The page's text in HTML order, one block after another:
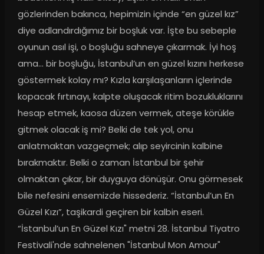
gözlerinden bakınca, hepimizin içinde “en güzel kız”
diye adlandırdığımız bir boşluk var. İşte bu sebeple
oyunun asıl işi, o boşluğu sahneye çıkarmak. İyi hoş
ama… bir boşluğu, İstanbul’un en güzel kızını herkese
göstermek kolay mı? Kızla karşılaşanların içlerinde
kopacak fırtınayı, kalpte oluşacak ritim bozukluklarını
hesap etmek, kaosa düzen vermek, ateşe körükle
gitmek olacak iş mi? Belki de tek yol, onu
anlatmaktan vazgeçmek; alıp seyircinin kalbine
bırakmaktır. Belki o zaman İstanbul bir şehir
olmaktan çıkar, bir duyguya dönüşür. Onu görmesek
bile nefesini ensemizde hissederiz. “İstanbul’un En
Güzel Kızı”, taşikardi geçiren bir kalbin eseri.
“İstanbul’un En Güzel Kızı" metni 28. İstanbul Tiyatro
Festivali'nde sahnelenen "İstanbul Mon Amour"